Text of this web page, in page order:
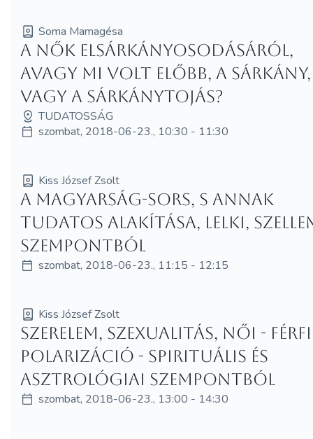
Soma Mamagésa
A nők elsárkányosodásáról,
avagy mi volt előbb, a sárkány,
vagy a sárkánytojás?
TUDATOSSÁG
szombat, 2018-06-23., 10:30 - 11:30
Kiss József Zsolt
A magyarság-sors, s annak
tudatos alakítása, lelki,
szempontból
szombat, 2018-06-23., 11:15 - 12:15
Kiss József Zsolt
Szerelem, szexualitás, női - férfi
polarizáció - spirituális és
asztrológiai szempontból
szombat, 2018-06-23., 13:00 - 14:30